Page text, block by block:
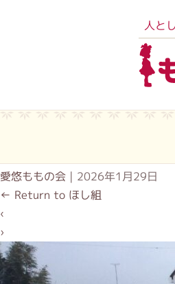
人と
愛悠ももの会 | 2026年1月29日
← Return to ほし組
‹
›